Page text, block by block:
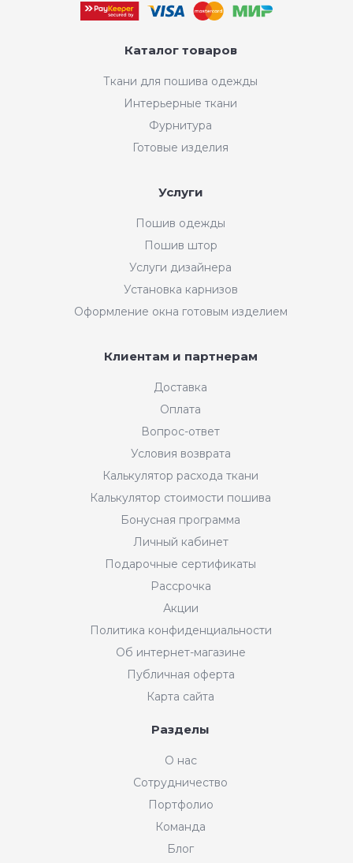
Каталог товаров
Ткани для пошива одежды
Интерьерные ткани
Фурнитура
Готовые изделия
Услуги
Пошив одежды
Пошив штор
Услуги дизайнера
Установка карнизов
Оформление окна готовым изделием
Клиентам и партнерам
Доставка
Оплата
Вопрос-ответ
Условия возврата
Калькулятор расхода ткани
Калькулятор стоимости пошива
Бонусная программа
Личный кабинет
Подарочные сертификаты
Рассрочка
Акции
Политика конфиденциальности
Об интернет-магазине
Публичная оферта
Карта сайта
Разделы
О нас
Сотрудничество
Портфолио
Команда
Блог